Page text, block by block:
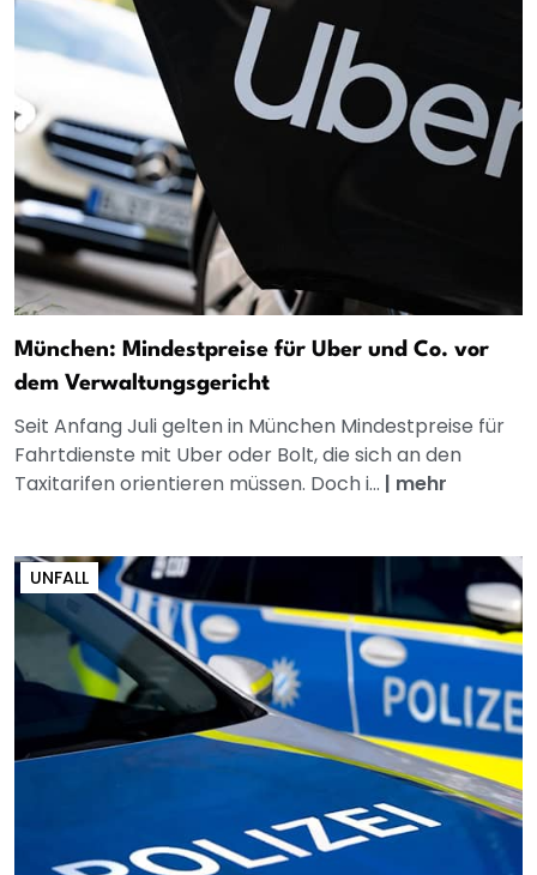
München: Mindestpreise für Uber und Co. vor
dem Verwaltungsgericht
Seit Anfang Juli gelten in München Mindestpreise für
Fahrtdienste mit Uber oder Bolt, die sich an den
Taxitarifen orientieren müssen. Doch i... | mehr
UNFALL